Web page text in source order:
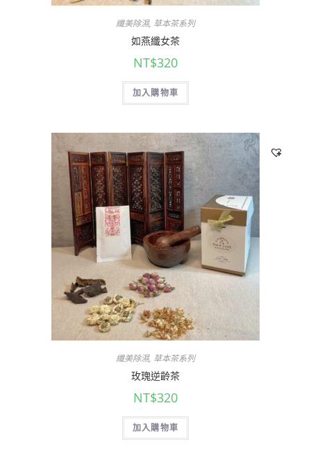
纖美除濕, 草本茶系列
如燕纖女茶
NT$320
加入購物車
纖美除濕, 草本茶系列
玫瑰逆齡茶
NT$320
加入購物車